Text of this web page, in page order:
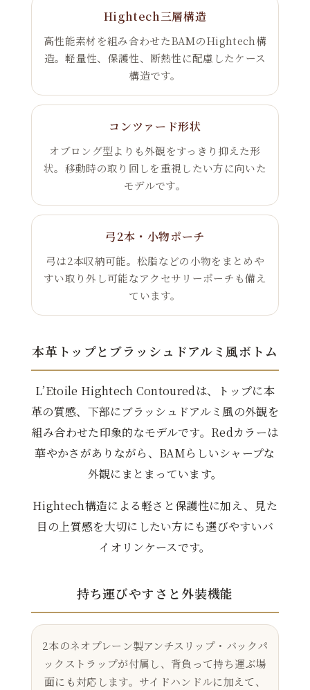
Hightech三層構造
高性能素材を組み合わせたBAMのHightech構
造。軽量性、保護性、断熱性に配慮したケース
構造です。
コンツァード形状
オブロング型よりも外観をすっきり抑えた形
状。移動時の取り回しを重視したい方に向いた
モデルです。
弓2本・小物ポーチ
弓は2本収納可能。松脂などの小物をまとめや
すい取り外し可能なアクセサリーポーチも備え
ています。
本革トップとブラッシュドアルミ風ボトム
L’Etoile Hightech Contouredは、トップに本
革の質感、下部にブラッシュドアルミ風の外観を
組み合わせた印象的なモデルです。Redカラーは
華やかさがありながら、BAMらしいシャープな
外観にまとまっています。
Hightech構造による軽さと保護性に加え、見た
目の上質感を大切にしたい方にも選びやすいバ
イオリンケースです。
持ち運びやすさと外装機能
2本のネオプレーン製アンチスリップ・バックパ
ックストラップが付属し、背負って持ち運ぶ場
面にも対応します。サイドハンドルに加えて、